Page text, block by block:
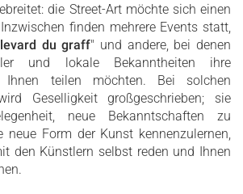
die Street-Art möchte sich einen
finden mehrere Events statt,
du graff" und andere, bei denen
und lokale Bekanntheiten ihre
Ihnen teilen möchten. Bei solchen
Geselligkeit großgeschrieben; sie
neue Bekanntschaften zu
neue Form der Kunst kennenzulernen,
den Künstlern selbst reden und Ihnen